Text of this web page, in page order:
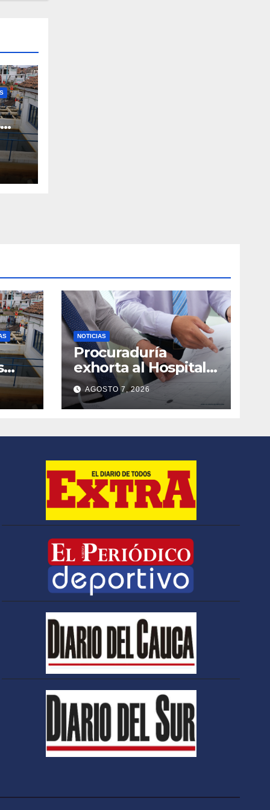
NOTICIAS
Procuraduría
exhorta al Hospital
Regional Alfonso
Jaramillo Salazar
E.S.E. a suspender
AGOSTO 7, 2026